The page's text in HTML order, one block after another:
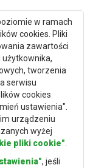
w ramach
cookies. Pliki
zawartości
tworzenia
serwisu
cookies
ustawienia".
urządzeniu
wyżej
pliki cookie"
, jeśli
w trakcie
dostarczonych
od umowy
dalsze
w
dostępu do
konta
konsumenta, o
ma prawo
bez
terminie i